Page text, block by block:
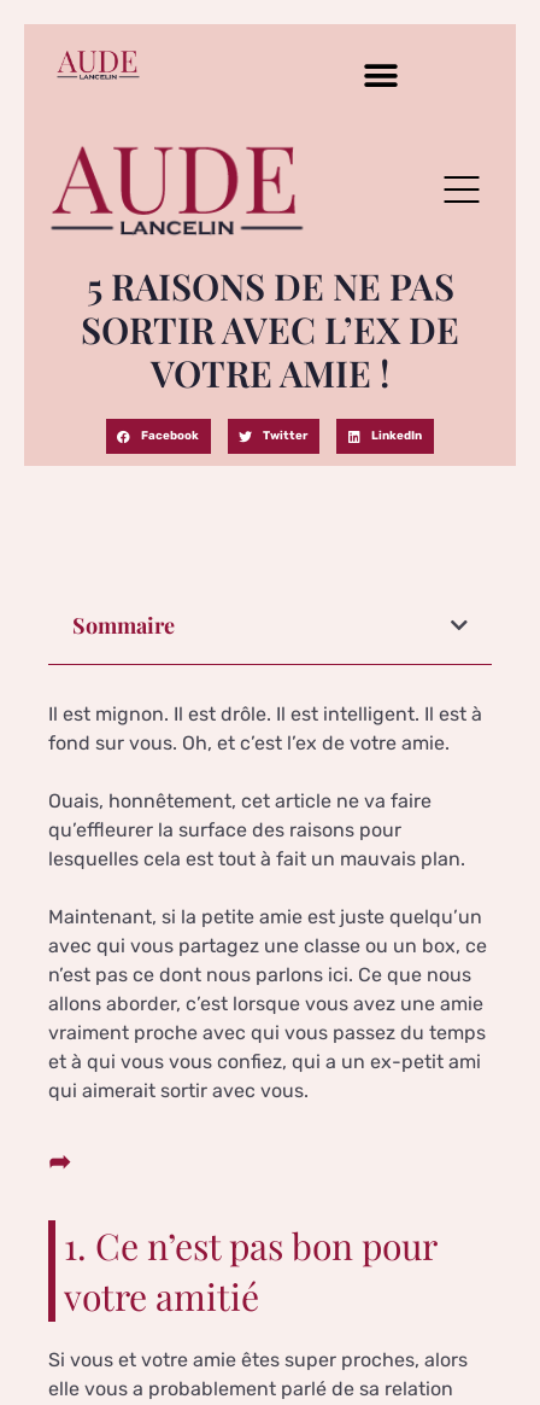
5 RAISONS DE NE PAS
SORTIR AVEC L’EX DE
VOTRE AMIE !
Facebook Twitter LinkedIn
Sommaire
Il est mignon. Il est drôle. Il est intelligent. Il est à
fond sur vous. Oh, et c’est l’ex de votre amie.
Ouais, honnêtement, cet article ne va faire
qu’effleurer la surface des raisons pour
lesquelles cela est tout à fait un mauvais plan.
Maintenant, si la petite amie est juste quelqu’un
avec qui vous partagez une classe ou un box, ce
n’est pas ce dont nous parlons ici. Ce que nous
allons aborder, c’est lorsque vous avez une amie
vraiment proche avec qui vous passez du temps
et à qui vous vous confiez, qui a un ex-petit ami
qui aimerait sortir avec vous.
1. Ce n’est pas bon pour
votre amitié
Si vous et votre amie êtes super proches, alors
elle vous a probablement parlé de sa relation